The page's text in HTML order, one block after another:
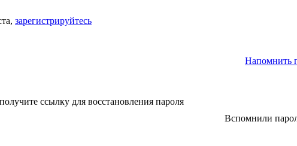
зарегистрируйтесь
Напомнить
ссылку для восстановления пароля
Вспомнили